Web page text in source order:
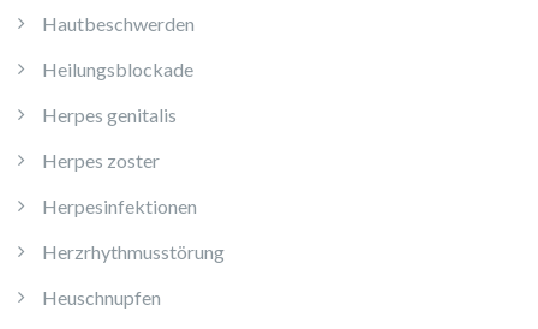
Hautbeschwerden
Heilungsblockade
Herpes genitalis
Herpes zoster
Herpesinfektionen
Herzrhythmusstörung
Heuschnupfen